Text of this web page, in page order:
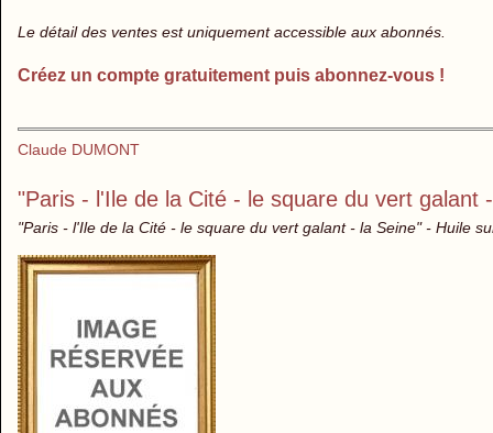
Le détail des ventes est uniquement accessible aux abonnés.
Créez un compte gratuitement puis abonnez-vous !
Claude DUMONT
"Paris - l'Ile de la Cité - le square du vert galant
"Paris - l'Ile de la Cité - le square du vert galant - la Seine" - Huile